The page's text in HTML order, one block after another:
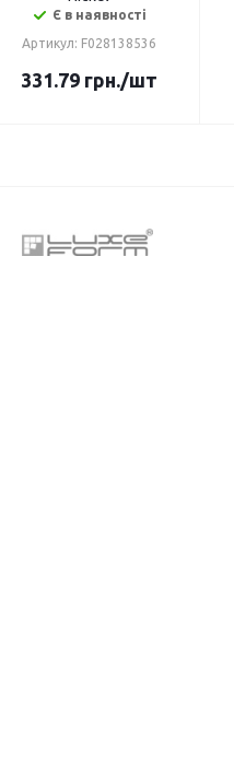
Є в наявності
Артикул: F028138536
331.79грн./шт